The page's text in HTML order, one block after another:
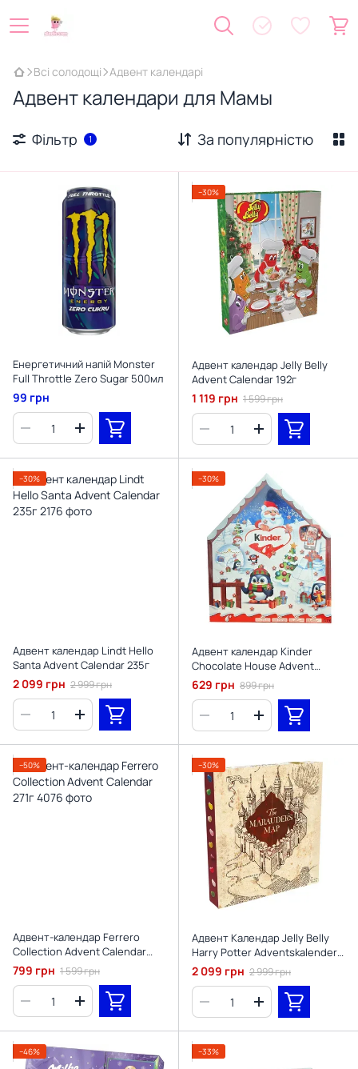
Всі солодощі Адвент календарі
Адвент календари для Мамы
Фільтр 1 За популярністю
Енергетичний напій Monster
Full Throttle Zero Sugar 500мл
99 грн
−30%
Адвент календар Jelly Belly
Advent Calendar 192г
1 119 грн 1 599 грн
−30%
Адвент календар Lindt Hello
Santa Advent Calendar 235г
2 099 грн 2 999 грн
−30%
Адвент календар Kinder
Chocolate House Advent
Calendar 184г
629 грн 899 грн
−50%
Адвент-календар Ferrero
Collection Advent Calendar
271г
799 грн 1 599 грн
−30%
Адвент Календар Jelly Belly
Harry Potter Adventskalender
"The Marauder's Map" з
желейними бобами та картою
мародерів 192 г.
2 099 грн 2 999 грн
−46% −33%